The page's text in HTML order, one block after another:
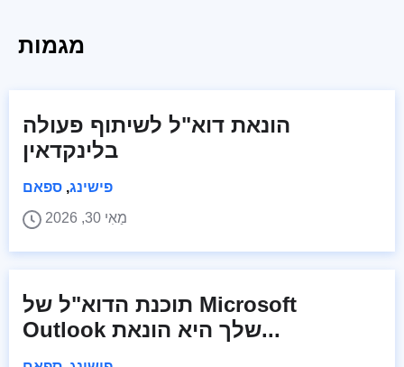
מגמות
הונאת דוא"ל לשיתוף פעולה
בלינקדאין
פישינג, ספאם
מַאִי 30, 2026
תוכנת הדוא"ל של Microsoft
Outlook שלך היא הונאת...